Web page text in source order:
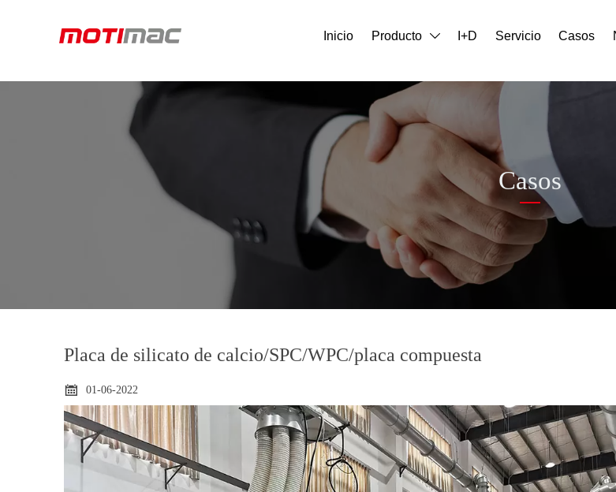
Inicio Producto  I+D Servicio Casos
Casos
Placa de silicato de calcio/SPC/WPC/placa compuesta
 01-06-2022